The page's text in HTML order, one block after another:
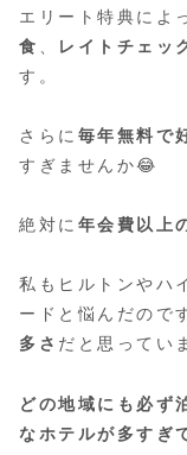
エリート特典によ
食
レイトチェッ
す。
さらに 毎年無料で
すぎませんか😂
絶対に 年会費以上
私もヒルトンやハ
ードと悩んだので
多さ だと思ってい
どの地域にも必ず
なホテルが多すぎ